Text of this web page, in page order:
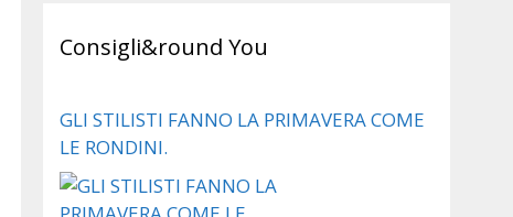
Consigli&round You
GLI STILISTI FANNO LA PRIMAVERA COME
LE RONDINI.